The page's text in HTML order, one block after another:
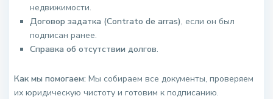
недвижимости.
Договор задатка (Contrato de arras), если он был
подписан ранее.
Справка об отсутствии долгов.
Как мы помогаем: Мы собираем все документы, проверяем
их юридическую чистоту и готовим к подписанию.